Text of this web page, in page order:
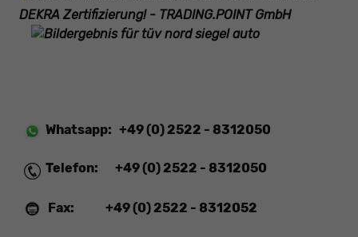
Whatsapp: +49 (0) 2522 - 8312050
Telefon: +49 (0) 2522 - 8312050
Fax: +49 (0) 2522 - 8312052